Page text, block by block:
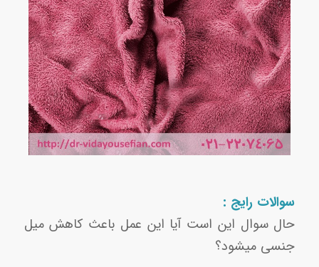
سوالات رایج :
حال سوال این است آیا این عمل باعث کاهش میل
جنسی میشود؟